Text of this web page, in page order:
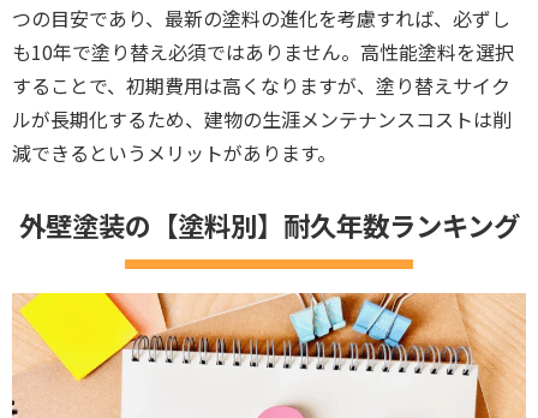
つの目安であり、最新の塗料の進化を考慮すれば、必ずし
も10年で塗り替え必須ではありません。高性能塗料を選択
することで、初期費用は高くなりますが、塗り替えサイク
ルが長期化するため、建物の生涯メンテナンスコストは削
減できるというメリットがあります。
外壁塗装の【塗料別】耐久年数ランキング